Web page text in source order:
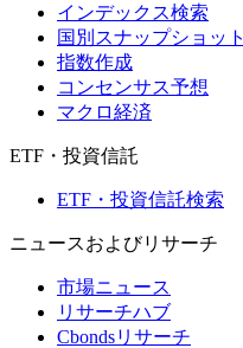
インデックス検索
国別スナップショット
指数作成
コンセンサス予想
マクロ経済
ETF・投資信託
ETF・投資信託検索
ニュースおよびリサーチ
市場ニュース
リサーチハブ
Cbondsリサーチ